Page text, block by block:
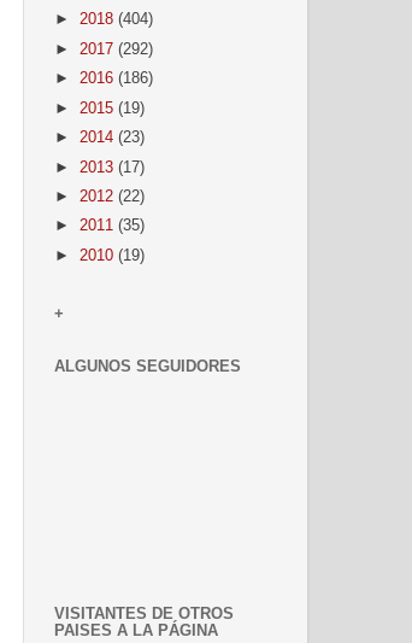
► 2018 (404)
► 2017 (292)
► 2016 (186)
► 2015 (19)
► 2014 (23)
► 2013 (17)
► 2012 (22)
► 2011 (35)
► 2010 (19)
+
ALGUNOS SEGUIDORES
VISITANTES DE OTROS
PAISES A LA PÁGINA